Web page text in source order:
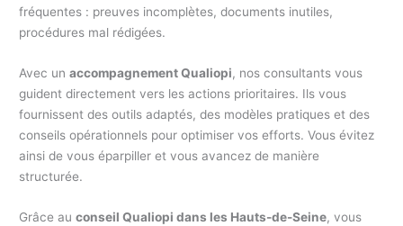
fréquentes : preuves incomplètes, documents inutiles,
procédures mal rédigées.
Avec unaccompagnement Qualiopi, nos consultants vous
guident directement vers les actions prioritaires. Ils vous
fournissent des outils adaptés, des modèles pratiques et des
conseils opérationnels pour optimiser vos efforts. Vous évitez
ainsi de vous éparpiller et vous avancez de manière
structurée.
Grâce auconseil Qualiopi dans les Hauts-de-Seine, vous